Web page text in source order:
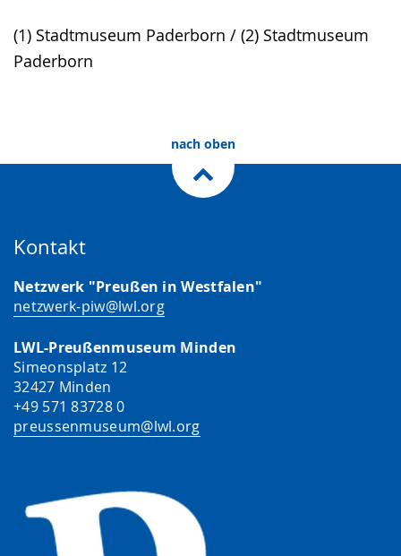
(1) Stadtmuseum Paderborn / (2) Stadtmuseum
Paderborn
wechseln.
Deutscher
Gebärdensprache
nach oben
Kontakt
Netzwerk "Preußen in Westfalen"
netzwerk-piw@lwl.org
LWL-Preußenmuseum Minden
Simeonsplatz 12
32427 Minden
+49 571 83728 0
preussenmuseum@lwl.org